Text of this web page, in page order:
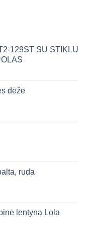
129ST SU STIKLU
dėže
ruda
lentyna Lola